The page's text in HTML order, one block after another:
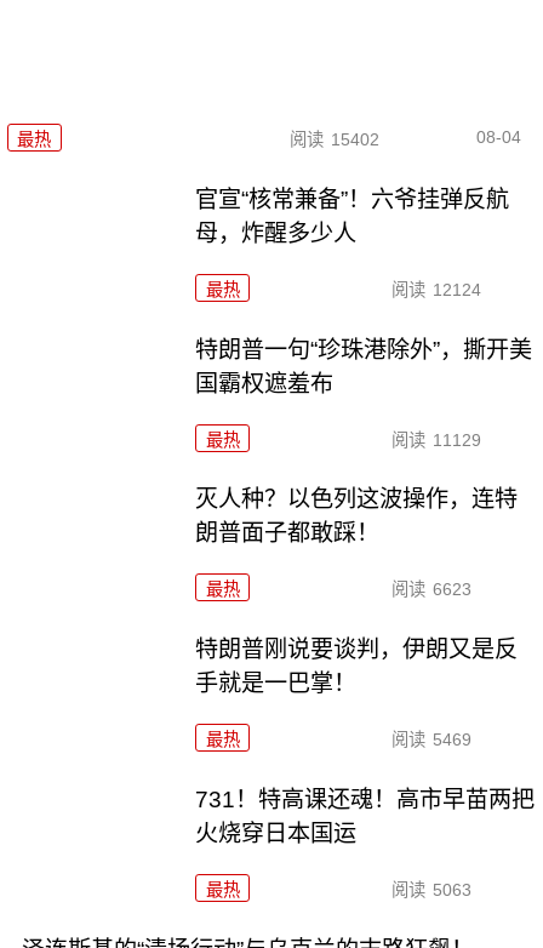
最热 阅读 15402 08-04
官宣“核常兼备”！六爷挂弹反航
母，炸醒多少人
最热 阅读 12124
特朗普一句“珍珠港除外”，撕开美
国霸权遮羞布
最热 阅读 11129
灭人种？以色列这波操作，连特
朗普面子都敢踩！
最热 阅读 6623
特朗普刚说要谈判，伊朗又是反
手就是一巴掌！
最热 阅读 5469
731！特高课还魂！高市早苗两把
火烧穿日本国运
最热 阅读 5063